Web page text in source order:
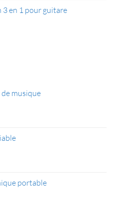
en 1 pour guitare
musique
portable